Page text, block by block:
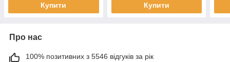
Купити Купити
Про нас
100% позитивних з 5546 відгуків за рік